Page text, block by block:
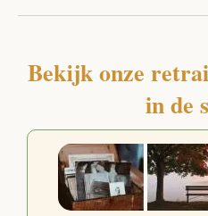
Bekijk onze
in de